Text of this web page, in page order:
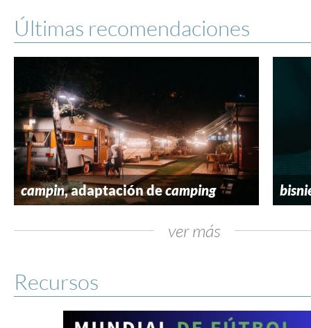
Últimas recomendaciones
campin, adaptación decamping
ver más
Recursos